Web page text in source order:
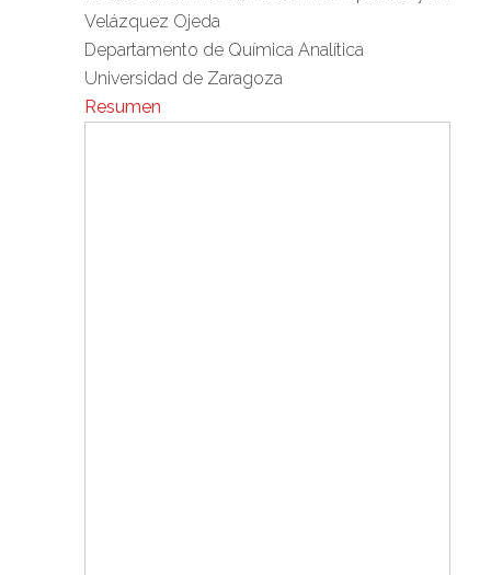
Velázquez Ojeda
Departamento de Química Analítica
Universidad de Zaragoza
Resumen